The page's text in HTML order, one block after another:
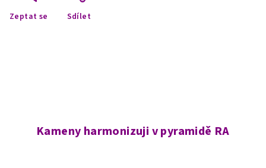
Zeptat se Sdílet
Kameny harmonizuji v pyramidě RA